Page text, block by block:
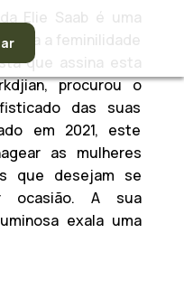
Elie Saab é uma
a feminilidade
que assina esta
procurou o
das suas
em 2021, este
as mulheres
que desejam se
ocasião. A sua
exala uma